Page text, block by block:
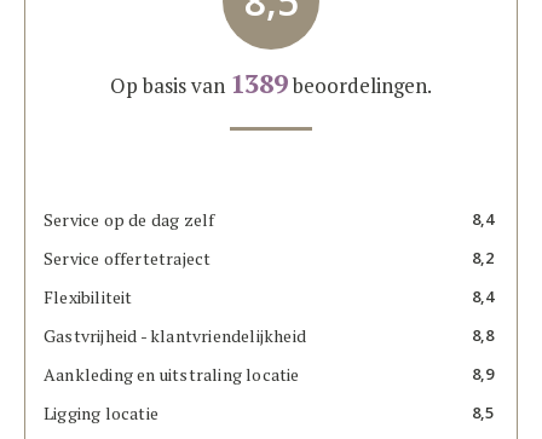
Op basis van 1389beoordelingen.
Service op de dag zelf 8,4
Service offertetraject 8,2
Flexibiliteit 8,4
Gastvrijheid - klantvriendelijkheid 8,8
Aankleding en uitstraling locatie 8,9
Ligging locatie 8,5